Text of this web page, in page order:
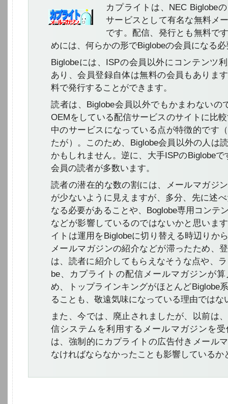
カプライトは、NEC Biglobe
サービスとして有名な無料メ
です。配信、発行とも無料で
めには、何らかの形でBiglobeの会員になる
Biglobeには、ISPの会員以外にコンテンツ
あり、会員登録自体は無料の会員もありま
料で発行することができます。
読者は、Biglobe会員以外でもかまわないの
OEMをしている配信サービスのサイトに比
中のサービスになっている点が特徴的です
たが）。このため、Biglobe会員以外の人は
かもしれません。逆に、大手ISPのBiglobeで
会員の読者が多数います。
読者の潜在的な数の割には、メールマガジ
が少ないように見えますが、多分、先に述
なる必要があることや、Boglobe専用コンテ
などが影響しているのではないかと思いま
イトは運用をBiglobeに切り替える時辺りか
メールマガジンの紹介などが滞ったため、
は、読者に紹介してもらえなそうな点や、
be、カプライトの配信メールマガジンが
め、トップラインキングがほとんどBiglobe
ることも、敬遠気味になっている理由ではな
また、今では、廃止されましたが、以前は
信システムを利用するメールマガジンを
は、強制的にカプライトの広告付きメール
なければならなかったことも影響しているか